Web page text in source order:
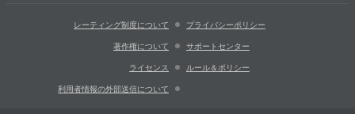
レーティング制度について プライバシーポリシー
著作権について サポートセンター
ライセンス ルール＆ポリシー
利用者情報の外部送信について